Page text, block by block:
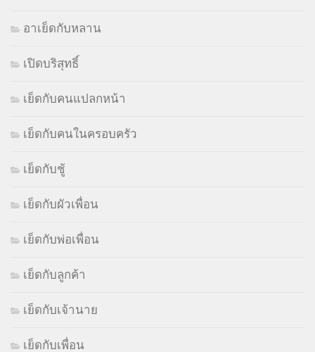
อาเย็ดกับหลาน
เปิดบริสุทธิ์
เย็ดกับคนแปลกหน้า
เย็ดกับคนในครอบครัว
เย็ดกับชู้
เย็ดกับผัวเพื่อน
เย็ดกับพ่อเพื่อน
เย็ดกับลูกค้า
เย็ดกับเจ้านาย
เย็ดกับเพื่อน